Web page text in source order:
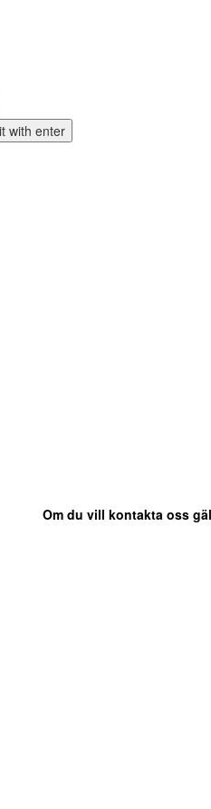
Om du vill kontakta oss